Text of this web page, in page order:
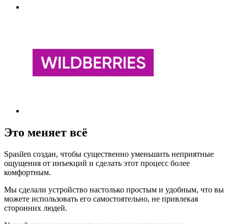
Это меняет всё
Spasilen создан, чтобы существенно уменьшить неприятные
ощущения от инъекций и сделать этот процесс более
комфортным.
Мы сделали устройство настолько простым и удобным, что вы
можете использовать его самостоятельно, не привлекая
сторонних людей.